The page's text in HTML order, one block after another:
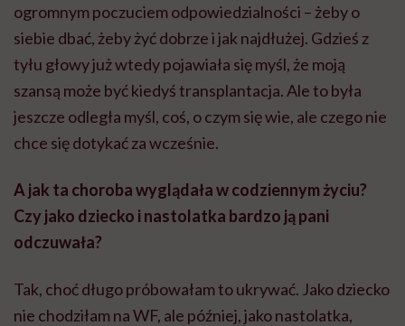
ogromnym poczuciem odpowiedzialności – żeby o
siebie dbać, żeby żyć dobrze i jak najdłużej. Gdzieś z
tyłu głowy już wtedy pojawiała się myśl, że moją
szansą może być kiedyś transplantacja. Ale to była
jeszcze odległa myśl, coś, o czym się wie, ale czego nie
chce się dotykać za wcześnie.
A jak ta choroba wyglądała w codziennym życiu?
Czy jako dziecko i nastolatka bardzo ją pani
odczuwała?
Tak, choć długo próbowałam to ukrywać. Jako dziecko
nie chodziłam na WF, ale później, jako nastolatka,